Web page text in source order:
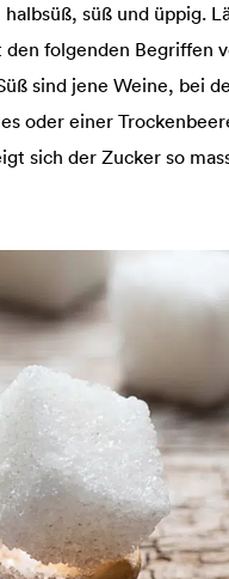
süß und üppig.
folgenden Begriffen
sind jene Weine, bei
oder einer
sich der Zucker so